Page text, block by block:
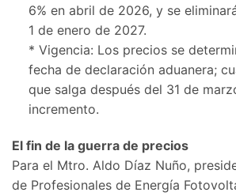
6% en abril de 2026, y se
1 de enero de 2027.
* Vigencia: Los precios se
fecha de declaración aduanera;
que salga después del 31 de
incremento.
El fin de la guerra de precios
Para el Mtro. Aldo Díaz Nuño,
de Profesionales de Energía